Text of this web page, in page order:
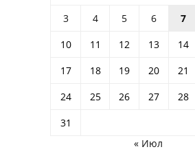
3
4 5 6 7
10
11 12 13 14
17
18 19 20 21
24
25 26 27 28
31
« Июл